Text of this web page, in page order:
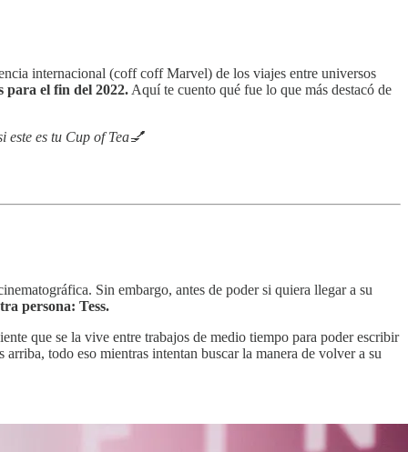
internacional (coff coff Marvel) de los viajes entre universos
para el fin del 2022. Aquí te cuento qué fue lo que más destacó de
este es tu Cup of Tea💅
Sin embargo, antes de poder si quiera llegar a su
persona: Tess.
que se la vive entre trabajos de medio tiempo para poder escribir
todo eso mientras intentan buscar la manera de volver a su